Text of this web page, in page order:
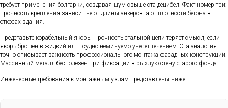
требует применения болгарки, создавая шум свыше ста децибел. Факт номер три:
прочность крепления зависит не от длины анкеров, а от плотности бетона в
откосах здания.
Представьте корабельный якорь. Прочность стальной цепи теряет смысл, если
якорь брошен в жидкий ил — судно неминуемо унесет течением. Эта аналогия
точно описывает важность профессионального монтажа фасадных конструкций.
Массивный металл бесполезен при фиксации в рыхлую стену старого фонда.
Инженерные требования к монтажным узлам представлены ниже.